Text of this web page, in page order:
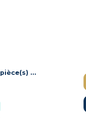
Appartement Marignane 3 pièce(s) 63.25 m2